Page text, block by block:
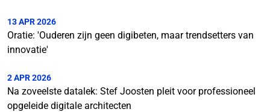
13 APR 2026
Oratie: 'Ouderen zijn geen digibeten, maar trendsetters van
innovatie'
2 APR 2026
Na zoveelste datalek: Stef Joosten pleit voor professioneel
opgeleide digitale architecten